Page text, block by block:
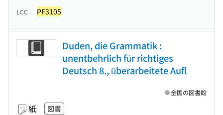
LCC PF3105
Duden, die Grammatik :
unentbehrlich für richtiges
Deutsch 8., überarbeitete Aufl
紙 図書
全国の図書館